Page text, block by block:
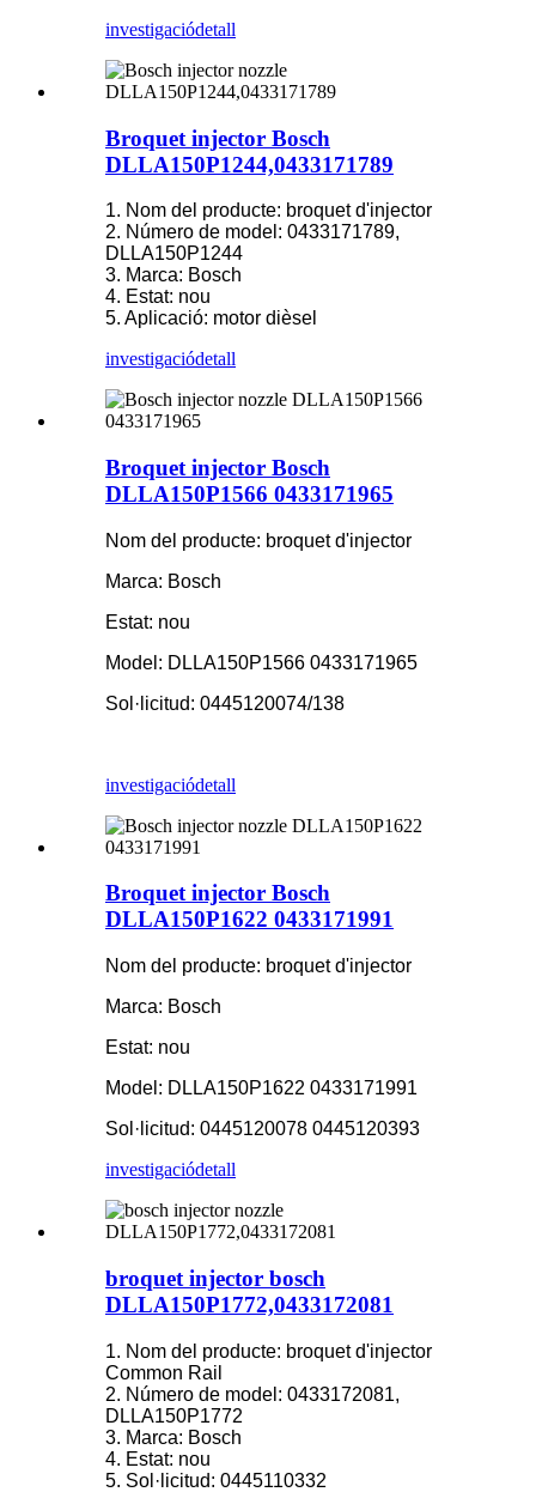
investigaciódetall
Broquet injector Bosch
DLLA150P1244,0433171789
1. Nom del producte: broquet d'injector
2. Número de model: 0433171789,
DLLA150P1244
3. Marca: Bosch
4. Estat: nou
5. Aplicació: motor dièsel
investigaciódetall
Broquet injector Bosch
DLLA150P1566 0433171965
Nom del producte: broquet d'injector
Marca: Bosch
Estat: nou
Model: DLLA150P1566 0433171965
Sol·licitud: 0445120074/138
investigaciódetall
Broquet injector Bosch
DLLA150P1622 0433171991
Nom del producte: broquet d'injector
Marca: Bosch
Estat: nou
Model: DLLA150P1622 0433171991
Sol·licitud: 0445120078 0445120393
investigaciódetall
broquet injector bosch
DLLA150P1772,0433172081
1. Nom del producte: broquet d'injector
Common Rail
2. Número de model: 0433172081,
DLLA150P1772
3. Marca: Bosch
4. Estat: nou
5. Sol·licitud: 0445110332